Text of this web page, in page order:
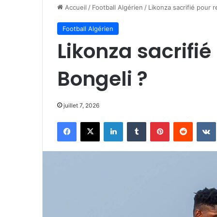
Accueil / Football Algérien / Likonza sacrifié pour
Football Algérien
Likonza
Bongeli ?
juillet 7, 2026
Facebook
X LinkedinTumblr PinterestReddit